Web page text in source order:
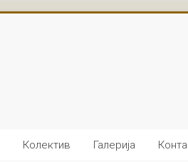
Колектив Галерија